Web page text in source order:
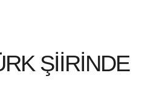
ŞİİRİNDE